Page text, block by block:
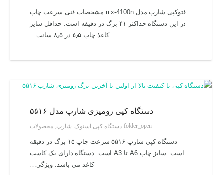
فتوکپی شارپ مدل mx-4100n مشخصات فنی سرعت چاپ
در این دستگاه حداکثر ۴۱ برگ در دقیقه است. حداقل سایز
کاغذ چاپ ۵٫۵ در ۸٫۵ سانت…
دستگاه کپی رومیزی شارپ مدل ۵۵۱۶
folder_open دستگاه کپی استوک شارپ ,محصولات
دستگاه کپی شارپ ۵۵۱۶ سرعت چاپ ۱۵ برگ در دقیقه
است. سایز چاپ A6 تا A3 است. دستگاه دارای یک کاست
کاغذ می باشد. ویژگی…